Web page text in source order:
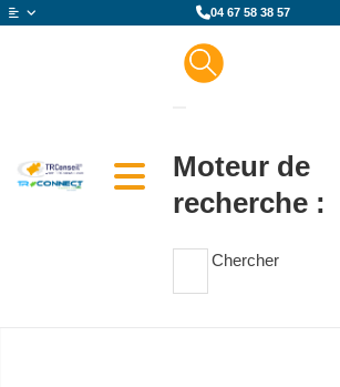
04 67 58 38 57
Moteur de
recherche :
Chercher